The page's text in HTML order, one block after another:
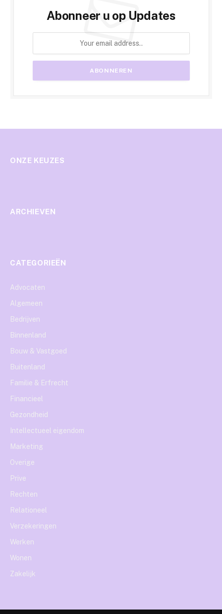
Abonneer u op Updates
ONZE KEUZES
ARCHIEVEN
CATEGORIEËN
Advocaten
Algemeen
Bedrijven
Binnenland
Bouw & Vastgoed
Buitenland
Familie & Erfrecht
Financieel
Gezondheid
Intellectueel eigendom
Marketing
Overige
Prive
Rechten
Relationeel
Verzekeringen
Werken
Wonen
Zakelijk